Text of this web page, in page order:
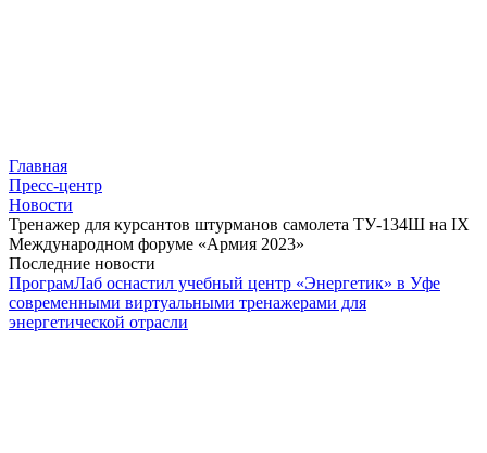
Главная
Пресс-центр
Новости
Тренажер для курсантов штурманов самолета ТУ-134Ш на IX
Международном форуме «Армия 2023»
Последние новости
ПрограмЛаб оснастил учебный центр «Энергетик» в Уфе
современными виртуальными тренажерами для
энергетической отрасли